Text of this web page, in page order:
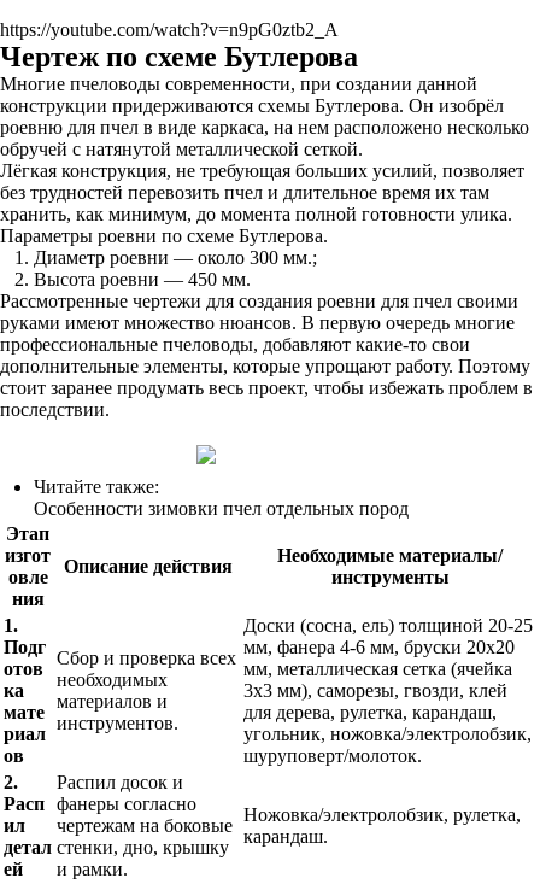
https://youtube.com/watch?v=n9pG0ztb2_A
Чертеж по схеме Бутлерова
Многие пчеловоды современности, при создании данной
конструкции придерживаются схемы Бутлерова. Он изобрёл
роевню для пчел в виде каркаса, на нем расположено несколько
обручей с натянутой металлической сеткой.
Лёгкая конструкция, не требующая больших усилий, позволяет
без трудностей перевозить пчел и длительное время их там
хранить, как минимум, до момента полной готовности улика.
Параметры роевни по схеме Бутлерова.
Диаметр роевни — около 300 мм.;
Высота роевни — 450 мм.
Рассмотренные чертежи для создания роевни для пчел своими
руками имеют множество нюансов. В первую очередь многие
профессиональные пчеловоды, добавляют какие-то свои
дополнительные элементы, которые упрощают работу. Поэтому
стоит заранее продумать весь проект, чтобы избежать проблем в
последствии.
Читайте также:
Особенности зимовки пчел отдельных пород
Этап
изгот
овле
ния
Описание действия
Необходимые материалы/
инструменты
1.
Подг
отов
ка
мате
риал
ов
Сбор и проверка всех
необходимых
материалов и
инструментов.
Доски (сосна, ель) толщиной 20-25
мм, фанера 4-6 мм, бруски 20х20
мм, металлическая сетка (ячейка
3х3 мм), саморезы, гвозди, клей
для дерева, рулетка, карандаш,
угольник, ножовка/электролобзик,
шуруповерт/молоток.
2.
Расп
ил
детал
ей
Распил досок и
фанеры согласно
чертежам на боковые
стенки, дно, крышку
и рамки.
Ножовка/электролобзик, рулетка,
карандаш.